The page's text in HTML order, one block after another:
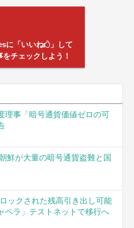
に「いいね
」して
をチェックしよう！
理事「暗号通貨価値ゼロの可
鮮が大量の暗号通貨盗難と国
ックされた残高引き出し可能
ペラ」テストネットで移行へ